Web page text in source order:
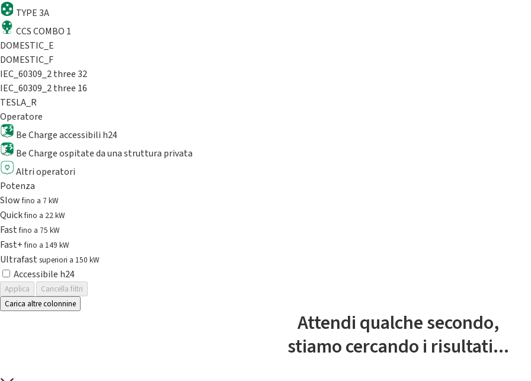
TYPE 3A
CCS COMBO 1
DOMESTIC_E
DOMESTIC_F
IEC_60309_2 three 32
IEC_60309_2 three 16
TESLA_R
Operatore
Be Charge accessibili h24
Be Charge ospitate da una struttura privata
Altri operatori
Potenza
Slowfino a 7 kW
Quickfino a 22 kW
Fastfino a 75 kW
Fast+fino a 149 kW
Ultrafast superiori a 150 kW
Accessibile h24
Applica
Cancella filtri
Carica altre colonnine
Attendi qualche secondo,
stiamo cercando i risultati...